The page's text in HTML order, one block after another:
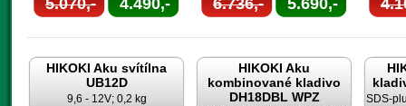
5.070,- 4.490,- 6.736,- 5.690,-
HIKOKI Aku svítílna
UB12D
9,6 - 12V; 0,2 kg
HIKOKI Aku
kombinované kladivo
DH18DBL WPZ
SDS-